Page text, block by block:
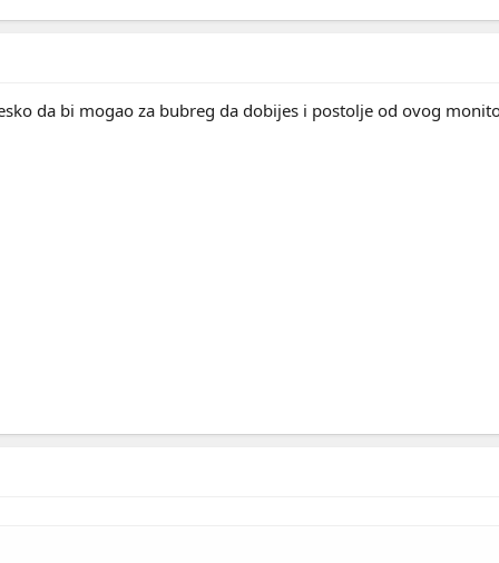
da bi mogao za bubreg da dobijes i postolje od ovog